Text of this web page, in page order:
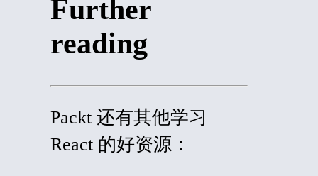
Further
reading
Packt 还有其他学习
React 的好资源：